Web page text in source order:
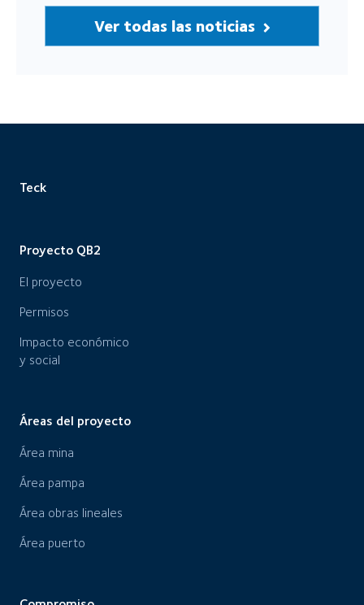
Ver todas las noticias
Teck
Proyecto QB2
El proyecto
Permisos
Impacto económico
y social
Áreas del proyecto
Área mina
Área pampa
Área obras lineales
Área puerto